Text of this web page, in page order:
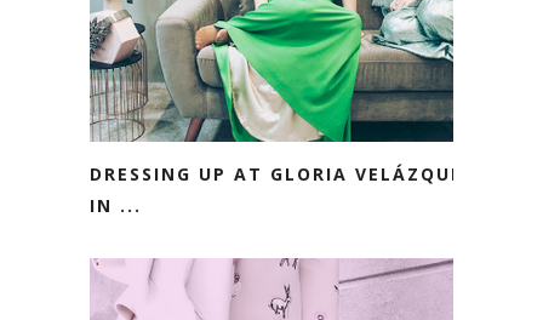
DRESSING UP AT GLORIA VELÁZQUEZ
IN ...